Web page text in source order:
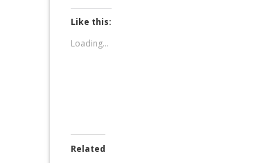
Twitter
(Opens
in
new
window)
Like this:
Loading...
Related